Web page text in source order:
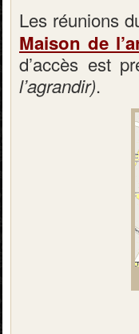
Les réunions
Maison de
d’accès est
l’agrandir).